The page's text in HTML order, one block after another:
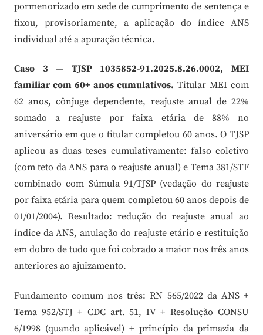
pormenorizado em sede de cumprimento de sentença e
fixou, provisoriamente, a aplicação do índice ANS
individual até a apuração técnica.
Caso 3 — TJSP 1035852-91.2025.8.26.0002, MEI
familiar com 60+ anos cumulativos. Titular MEI com
62 anos, cônjuge dependente, reajuste anual de 22%
somado a reajuste por faixa etária de 88% no
aniversário em que o titular completou 60 anos. O TJSP
aplicou as duas teses cumulativamente: falso coletivo
(com teto da ANS para o reajuste anual) e Tema 381/STF
combinado com Súmula 91/TJSP (vedação do reajuste
por faixa etária para quem completou 60 anos depois de
01/01/2004). Resultado: redução do reajuste anual ao
índice da ANS, anulação do reajuste etário e restituição
em dobro de tudo que foi cobrado a maior nos três anos
anteriores ao ajuizamento.
Fundamento comum nos três: RN 565/2022 da ANS +
Tema 952/STJ + CDC art. 51, IV + Resolução CONSU
6/1998 (quando aplicável) + princípio da primazia da